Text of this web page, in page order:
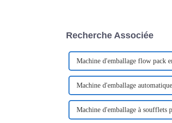
Recherche Associée
Machine d'emballage flow pack
Machine d'emballage
Machine d'emballage à soufflets